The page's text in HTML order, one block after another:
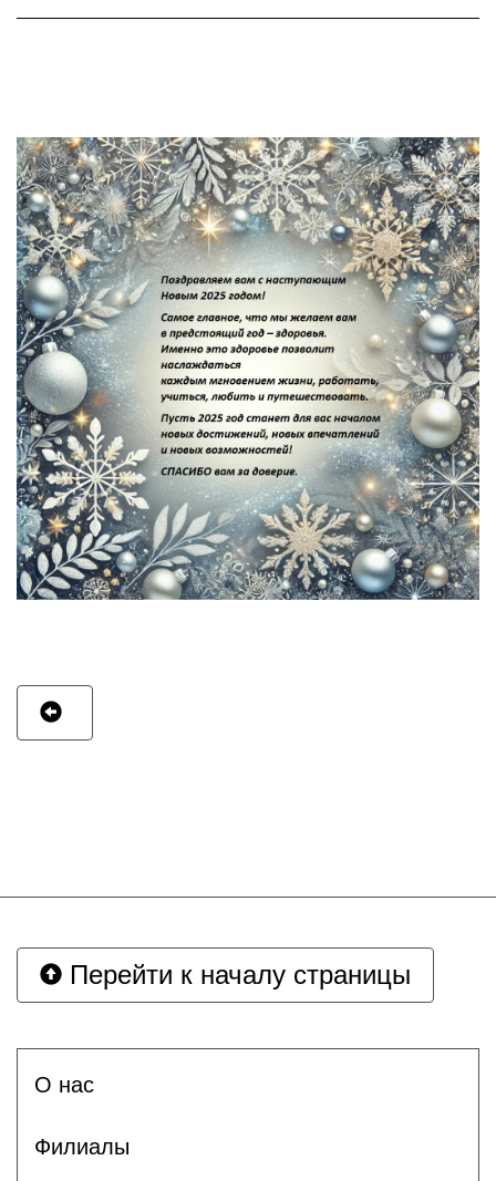
Перейти к началу страницы
О нас
Филиалы